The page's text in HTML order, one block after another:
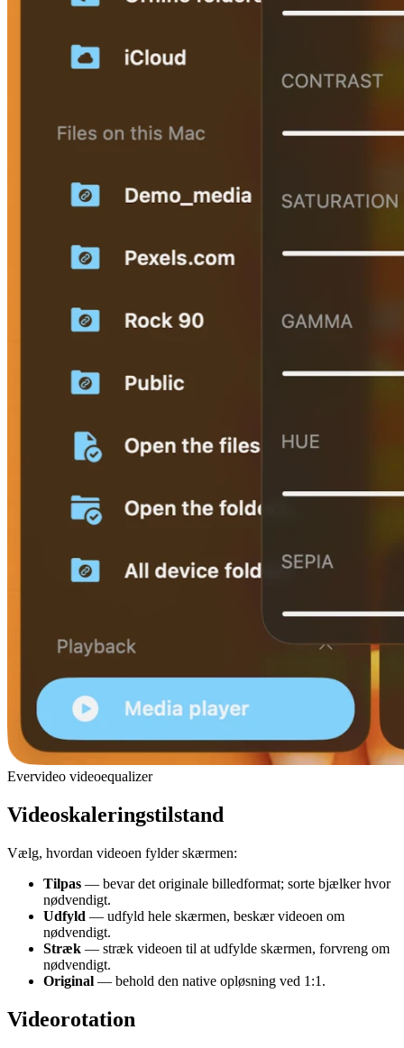
Evervideo videoequalizer
Videoskaleringstilstand
Vælg, hvordan videoen fylder skærmen:
Tilpas — bevar det originale billedformat; sorte bjælker hvor
nødvendigt.
Udfyld — udfyld hele skærmen, beskær videoen om
nødvendigt.
Stræk — stræk videoen til at udfylde skærmen, forvreng om
nødvendigt.
Original — behold den native opløsning ved 1:1.
Videorotation